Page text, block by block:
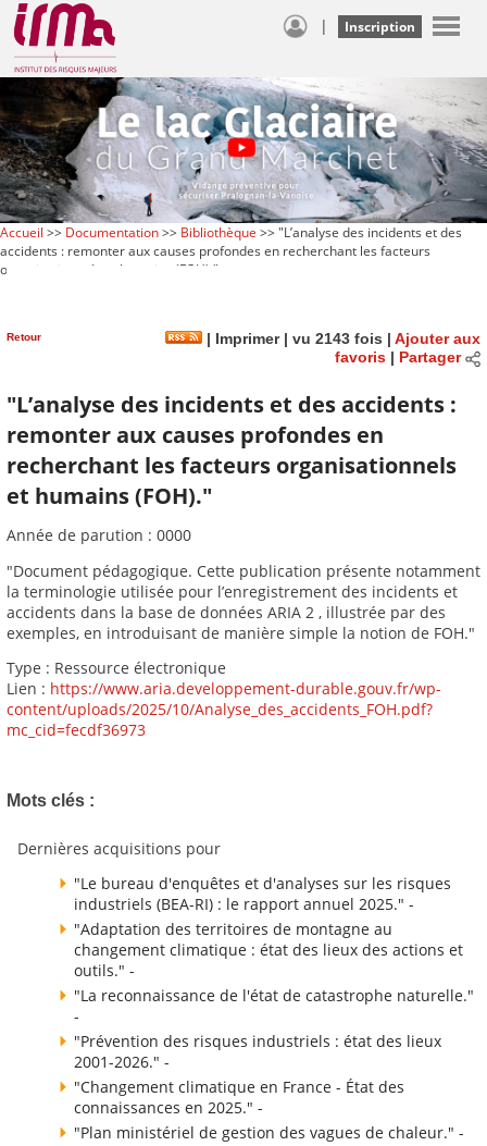
| Inscription
Accueil >> Documentation>> Bibliothèque >> "L’analyse des incidents et des
accidents : remonter aux causes profondes en recherchant les facteurs
organisationnels et humains (FOH)."
Retour | Imprimer| vu 2143 fois | Ajouter aux
favoris| Partager
"L’analyse des incidents et des accidents :
remonter aux causes profondes en
recherchant les facteurs organisationnels
et humains (FOH)."
Année de parution : 0000
"Document pédagogique. Cette publication présente notamment
la terminologie utilisée pour l’enregistrement des incidents et
accidents dans la base de données ARIA 2 , illustrée par des
exemples, en introduisant de manière simple la notion de FOH."
Type : Ressource électronique
Lien : https://www.aria.developpement-durable.gouv.fr/wp-
content/uploads/2025/10/Analyse_des_accidents_FOH.pdf?
mc_cid=fecdf36973
Mots clés :
Dernières acquisitions pour
"Le bureau d'enquêtes et d'analyses sur les risques
industriels (BEA-RI) : le rapport annuel 2025." -
"Adaptation des territoires de montagne au
changement climatique : état des lieux des actions et
outils." -
"La reconnaissance de l'état de catastrophe naturelle."
-
"Prévention des risques industriels : état des lieux
2001-2026." -
"Changement climatique en France - État des
connaissances en 2025." -
"Plan ministériel de gestion des vagues de chaleur." -